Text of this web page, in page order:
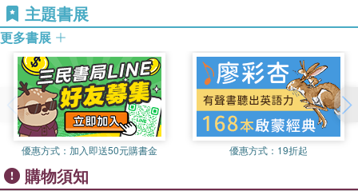
based on solar power. Against this backdrop, Andreas
Roos explores whether ‘ecologically unequal exchange’ –
an asymmetric transfer of labour time and natural
resources – is a necessary condition for solar PV
development. He demonstrates how the massive increase
in solar PV installation over recent years would not have
been possible without significant wage/price differences in
the world economy - notably between Europe/North
America and Asia- and concludes that solar PV
development is currently contingent on environmental
主題書展
更多書展
優惠方式： 加入即送50元購書金 優惠方式： 19折起
購物須知